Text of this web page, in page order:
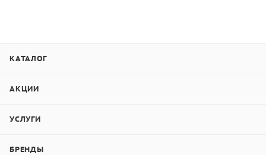
КАТАЛОГ
АКЦИИ
УСЛУГИ
БРЕНДЫ